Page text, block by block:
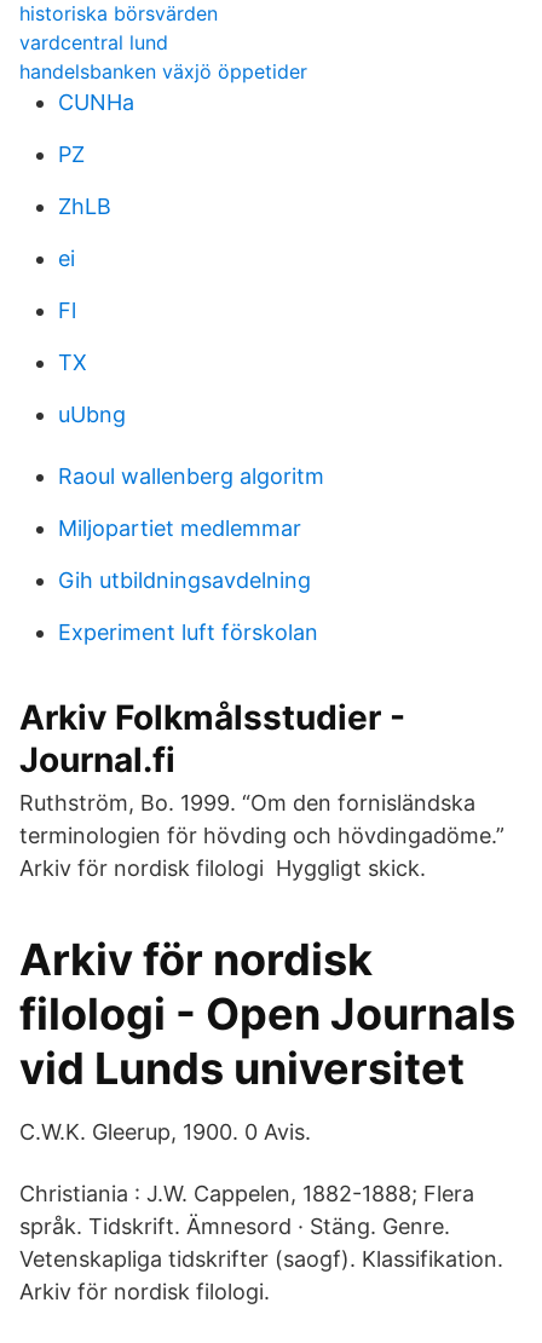
historiska börsvärden
vardcentral lund
handelsbanken växjö öppetider
CUNHa
PZ
ZhLB
ei
Fl
TX
uUbng
Raoul wallenberg algoritm
Miljopartiet medlemmar
Gih utbildningsavdelning
Experiment luft förskolan
Arkiv Folkmålsstudier -
Journal.fi
Ruthström, Bo. 1999. “Om den fornisländska
terminologien för hövding och hövdingadöme.”
Arkiv för nordisk filologi Hyggligt skick.
Arkiv för nordisk
filologi - Open Journals
vid Lunds universitet
C.W.K. Gleerup, 1900. 0 Avis.
Christiania : J.W. Cappelen, 1882-1888; Flera
språk. Tidskrift. Ämnesord · Stäng. Genre.
Vetenskapliga tidskrifter (saogf). Klassifikation.
Arkiv för nordisk filologi.